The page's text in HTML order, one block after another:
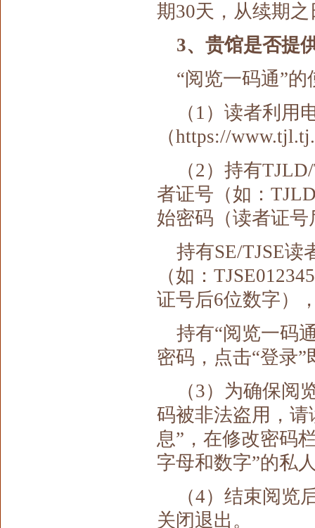
期30天 ， 从续期
3、贵馆是否提
“阅览一码通”
（1）读者利用
（https://
（2）持有
者证号（如：
始密码（读者证号
持有SE/TJSE读
（如：
证号后6位数字）
持有“阅览一码
密码，点击“登录”
（3）为确保阅
码被非法盗用，
息”，在修改密码
字母和数字”的私
（4）结束阅览
关闭退出 。